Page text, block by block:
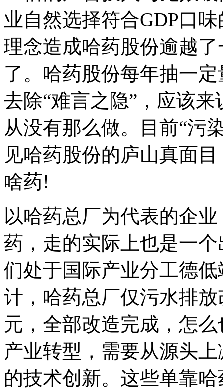
业自然选择符合GDP口
理念造成哈药股份逾越
了。哈药股份每年抽一
去除“难言之隐”，应该
从没有那么做。目前“污
见哈药股份的庐山真面
啥药!
以哈药总厂为代表的企
药，走的实际上也是一
们处于国际产业分工德
计，哈药总厂仅污水排
元，全部改造完成，怎
产业转型，需要从源头
的技术创新。这些单靠